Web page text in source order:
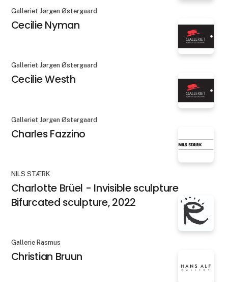
Galleriet Jørgen Østergaard
Cecilie Nyman
Galleriet Jørgen Østergaard
Cecilie Westh
Galleriet Jørgen Østergaard
Charles Fazzino
NILS STÆRK
Charlotte Brüel - Invisible sculpture
Bifurcated sculpture, 2022
Gallerie Rasmus
Christian Bruun